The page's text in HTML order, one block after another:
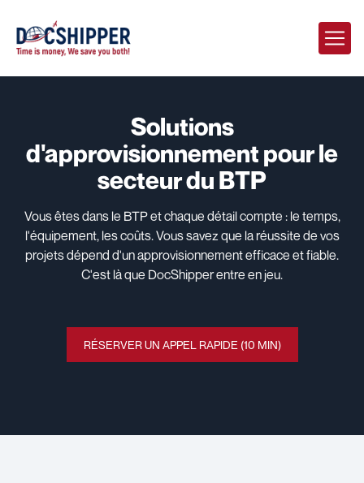
Solutions
d'approvisionnement pour le
secteur du BTP
Vous êtes dans le BTP et chaque détail compte : le temps,
l'équipement, les coûts. Vous savez que la réussite de vos
projets dépend d'un approvisionnement efficace et fiable.
C'est là que DocShipper entre en jeu.
RÉSERVER UN APPEL RAPIDE (10 MIN)